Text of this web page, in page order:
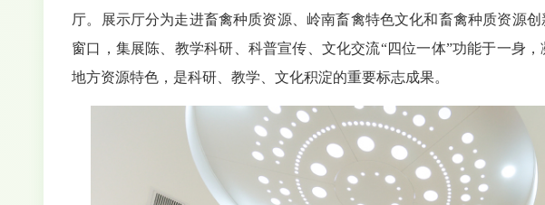
厅。展示厅分为走进畜禽种质资源、岭南畜禽特色文化和畜禽种质资源
窗口，集展陈、教学科研、科普宣传、文化交流“四位一体”功能于一身
地方资源特色，是科研、教学、文化积淀的重要标志成果。